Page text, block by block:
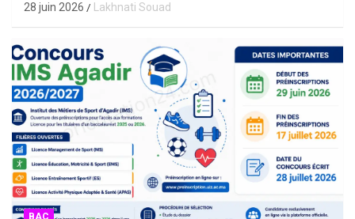
28 juin 2026 Lakhnati Souad
BAC